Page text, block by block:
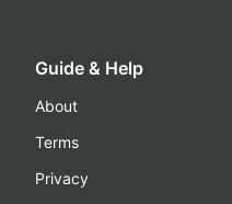
Guide & Help
About
Terms
Privacy